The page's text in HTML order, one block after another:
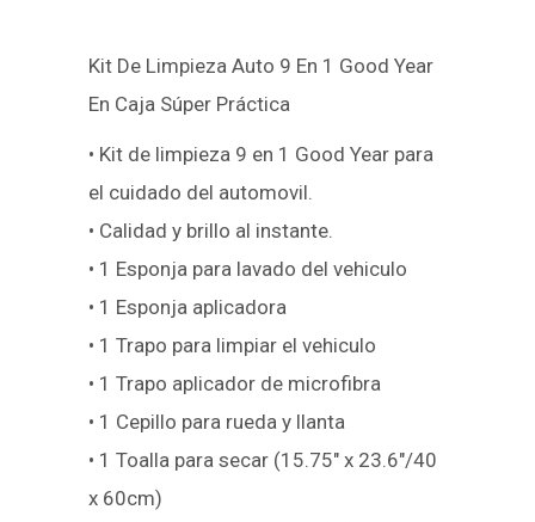
Kit De Limpieza Auto 9 En 1 Good Year
En Caja Súper Práctica
• Kit de limpieza 9 en 1 Good Year para
el cuidado del automovil.
• Calidad y brillo al instante.
• 1 Esponja para lavado del vehiculo
• 1 Esponja aplicadora
• 1 Trapo para limpiar el vehiculo
• 1 Trapo aplicador de microfibra
• 1 Cepillo para rueda y llanta
• 1 Toalla para secar (15.75″ x 23.6″/40
x 60cm)